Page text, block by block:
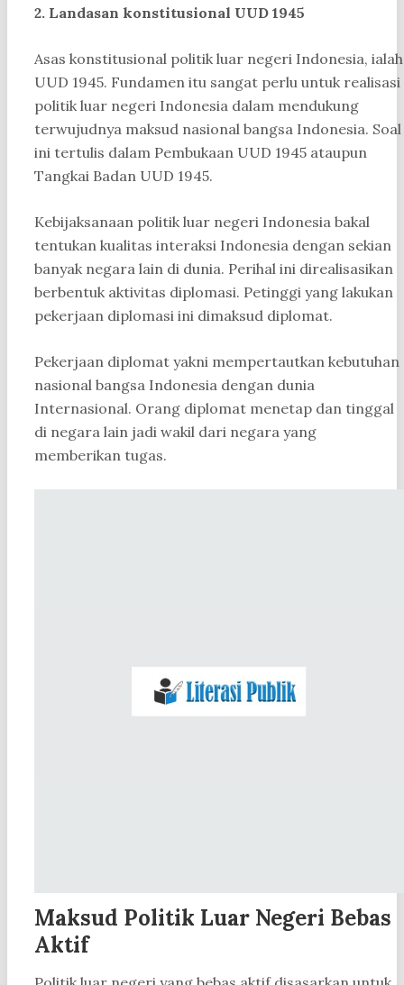
2. Landasan konstitusional UUD 1945
Asas konstitusional politik luar negeri Indonesia, ialah
UUD 1945. Fundamen itu sangat perlu untuk realisasi
politik luar negeri Indonesia dalam mendukung
terwujudnya maksud nasional bangsa Indonesia. Soal
ini tertulis dalam Pembukaan UUD 1945 ataupun
Tangkai Badan UUD 1945.
Kebijaksanaan politik luar negeri Indonesia bakal
tentukan kualitas interaksi Indonesia dengan sekian
banyak negara lain di dunia. Perihal ini direalisasikan
berbentuk aktivitas diplomasi. Petinggi yang lakukan
pekerjaan diplomasi ini dimaksud diplomat.
Pekerjaan diplomat yakni mempertautkan kebutuhan
nasional bangsa Indonesia dengan dunia
Internasional. Orang diplomat menetap dan tinggal
di negara lain jadi wakil dari negara yang
memberikan tugas.
Maksud Politik Luar Negeri Bebas
Aktif